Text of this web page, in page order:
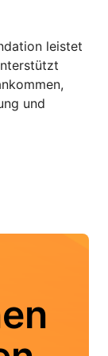
leistet
und